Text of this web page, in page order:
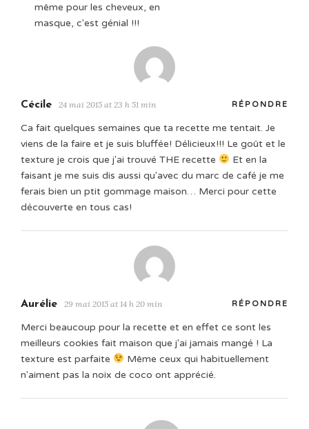
même pour les cheveux, en
masque, c'est génial !!!
Cécile 24 mai 2015 at 23 h 51 min RÉPONDRE
Ca fait quelques semaines que ta recette me tentait. Je
viens de la faire et je suis bluffée! Délicieux!!! Le goût et le
texture je crois que j'ai trouvé THE recette
Et en la
faisant je me suis dis aussi qu'avec du marc de café je me
ferais bien un ptit gommage maison… Merci pour cette
découverte en tous cas!
Aurélie 29 mai 2015 at 14 h 20 min RÉPONDRE
Merci beaucoup pour la recette et en effet ce sont les
meilleurs cookies fait maison que j'ai jamais mangé ! La
texture est parfaite
Même ceux qui habituellement
n'aiment pas la noix de coco ont apprécié.